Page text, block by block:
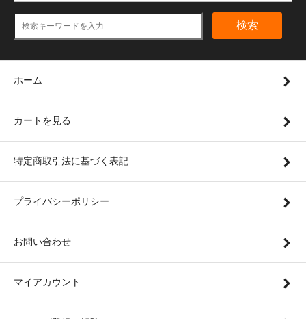
検索
ホーム
カートを見る
特定商取引法に基づく表記
プライバシーポリシー
お問い合わせ
マイアカウント